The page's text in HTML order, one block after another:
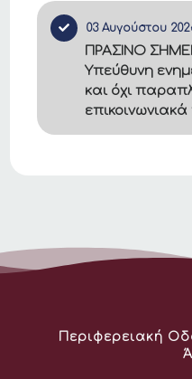
03 Αυγούστου
ΠΡΑΣΙΝΟ
Υπεύθυνη
και όχι
επικοινωνιακά
Διεύθυνση:
Περιφερειακή